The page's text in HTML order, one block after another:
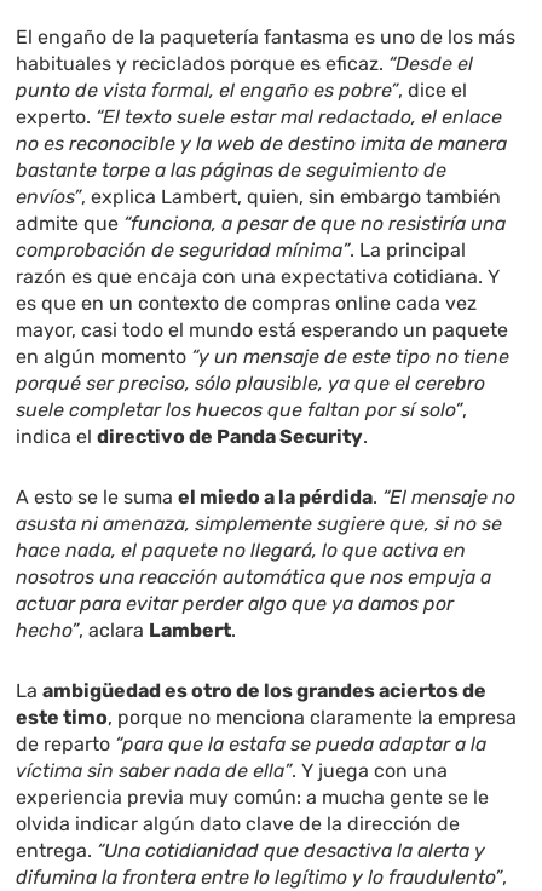
El engaño de la paquetería fantasma es uno de los más
habituales y reciclados porque es eficaz. “Desde el
punto de vista formal, el engaño es pobre”, dice el
experto. “El texto suele estar mal redactado, el enlace
no es reconocible y la web de destino imita de manera
bastante torpe a las páginas de seguimiento de
envíos”, explica Lambert, quien, sin embargo también
admite que “funciona, a pesar de que no resistiría una
comprobación de seguridad mínima”. La principal
razón es que encaja con una expectativa cotidiana. Y
es que en un contexto de compras online cada vez
mayor, casi todo el mundo está esperando un paquete
en algún momento “y un mensaje de este tipo no tiene
porqué ser preciso, sólo plausible, ya que el cerebro
suele completar los huecos que faltan por sí solo”,
indica eldirectivo de Panda Security.
A esto se le sumael miedo a la pérdida. “El mensaje no
asusta ni amenaza, simplemente sugiere que, si no se
hace nada, el paquete no llegará, lo que activa en
nosotros una reacción automática que nos empuja a
actuar para evitar perder algo que ya damos por
hecho”, aclara Lambert.
Laambigüedad es otro de los grandes aciertos de
este timo, porque no menciona claramente la empresa
de reparto “para que la estafa se pueda adaptar a la
víctima sin saber nada de ella”. Y juega con una
experiencia previa muy común: a mucha gente se le
olvida indicar algún dato clave de la dirección de
entrega. “Una cotidianidad que desactiva la alerta y
difumina la frontera entre lo legítimo y lo fraudulento”,